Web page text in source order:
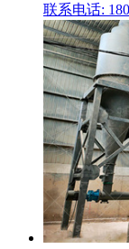
联系电话: